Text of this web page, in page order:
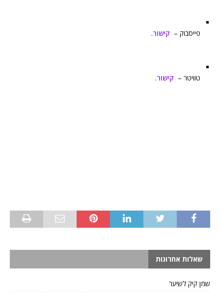
פייסבוק – קישור.
טוויטר – קישור.
שאלות אחרונות
שמן קיק לשיער